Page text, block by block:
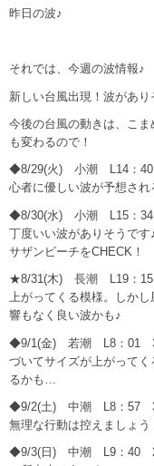
昨日の波♪
それでは、今週の波情報♪
新しい台風出現！波があり
今後の台風の動きは、こ
も変わるので！
◆8/29(火) 小潮 L14：40
心者に優しい波が予想され
◆8/30(水) 小潮 L15：34
丁度いい波がありそうで
サザンビーチをCHECK！
★8/31(木) 長潮 L19：15
上がってくる模様。しか
響もなく良い波かも♪
◆9/1(金) 若潮 L8：01
づいてサイズが上がって
るかも…
◆9/2(土) 中潮 L8：57
無理な行動は控えましょう
◆9/3(日) 中潮 L9：40